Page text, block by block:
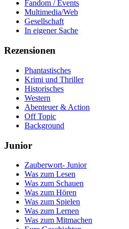
Fandom / Events
Multimedia/Web
Gesellschaft
In eigener Sache
Rezensionen
Phantastisches
Krimi und Thriller
Historisches
Western
Abenteuer & Action
Off Topic
Background
Junior
Zauberwort- Junior
Was zum Lesen
Was zum Schauen
Was zum Hören
Was zum Spielen
Was zum Lernen
Was zum Mitmachen